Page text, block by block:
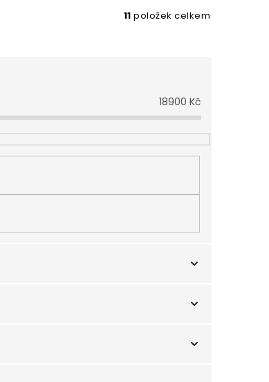
11 položek celkem
18900 Kč